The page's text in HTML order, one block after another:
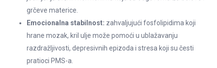
grčeve materice.
Emocionalna stabilnost: zahvaljujući fosfolipidima koji
hrane mozak, kril ulje može pomoći u ublažavanju
razdražljivosti, depresivnih epizoda i stresa koji su česti
pratioci PMS-a.